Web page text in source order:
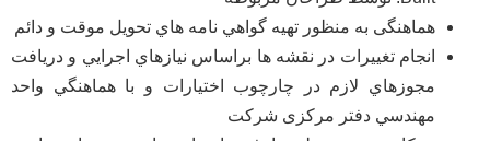
هماهنگی به منظور تهيه گواهي نامه هاي تحويل موقت و دائم
انجام تغييرات در نقشه ها براساس نيازهاي اجرايي و دريافت
مجوزهاي لازم در چارچوب اختيارات و با هماهنگي واحد
مهندسي دفتر مرکزی شرکت